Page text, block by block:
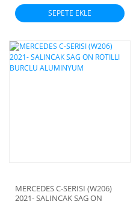
SEPETE EKLE
MERCEDES C-SERISI (W206)
2021- SALINCAK SAG ON